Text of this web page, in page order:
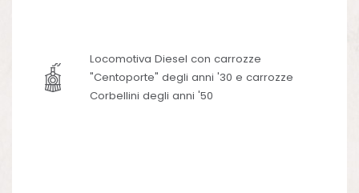
Locomotiva Diesel con carrozze
"Centoporte" degli anni '30 e carrozze
Corbellini degli anni '50